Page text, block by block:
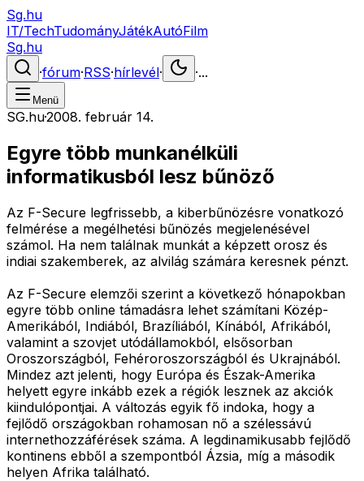
Sg.hu
IT/TechTudományJátékAutóFilm
Sg.hu
·fórum·RSS·hírlevél· ·...
Menü
SG.hu·2008. február 14.
Egyre több munkanélküli
informatikusból lesz bűnöző
Az F-Secure legfrissebb, a kiberbűnözésre vonatkozó
felmérése a megélhetési bűnözés megjelenésével
számol. Ha nem találnak munkát a képzett orosz és
indiai szakemberek, az alvilág számára keresnek pénzt.
Az F-Secure elemzői szerint a következő hónapokban
egyre több online támadásra lehet számítani Közép-
Amerikából, Indiából, Brazíliából, Kínából, Afrikából,
valamint a szovjet utódállamokból, elsősorban
Oroszországból, Fehéroroszországból és Ukrajnából.
Mindez azt jelenti, hogy Európa és Észak-Amerika
helyett egyre inkább ezek a régiók lesznek az akciók
kiindulópontjai. A változás egyik fő indoka, hogy a
fejlődő országokban rohamosan nő a szélessávú
internethozzáférések száma. A legdinamikusabb fejlődő
kontinens ebből a szempontból Ázsia, míg a második
helyen Afrika található.